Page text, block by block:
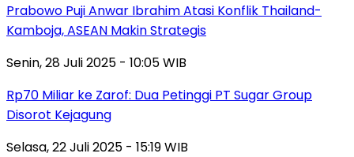
Prabowo Puji Anwar Ibrahim Atasi Konflik Thailand-
Kamboja, ASEAN Makin Strategis
Senin, 28 Juli 2025 - 10:05 WIB
Rp70 Miliar ke Zarof: Dua Petinggi PT Sugar Group
Disorot Kejagung
Selasa, 22 Juli 2025 - 15:19 WIB